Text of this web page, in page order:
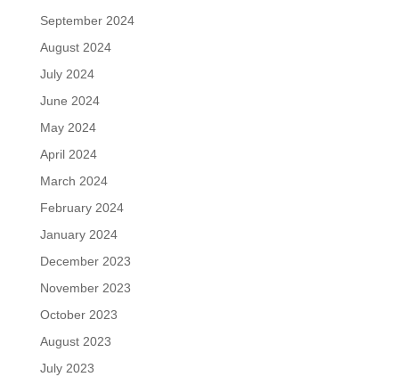
September 2024
August 2024
July 2024
June 2024
May 2024
April 2024
March 2024
February 2024
January 2024
December 2023
November 2023
October 2023
August 2023
July 2023